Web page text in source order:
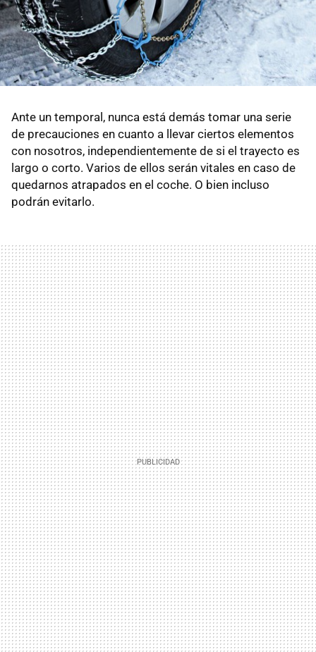
Ante un temporal, nunca está demás tomar una serie
de precauciones en cuanto a llevar ciertos elementos
con nosotros, independientemente de si el trayecto es
largo o corto. Varios de ellos serán vitales en caso de
quedarnos atrapados en el coche. O bien incluso
podrán evitarlo.